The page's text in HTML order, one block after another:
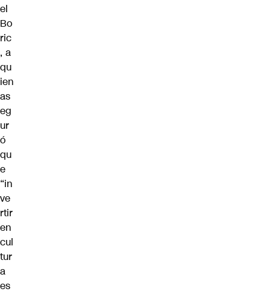
el
Bo
ric
, a
qu
ien
as
eg
ur
ó
qu
e
“in
ve
rtir
en
cul
tur
a
es